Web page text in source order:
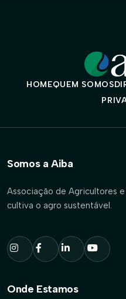
HOMEQUEM SOMOS
Somos a Aiba
Associação de Agricultores
cultiva o agro sustentável.
Onde Estamos